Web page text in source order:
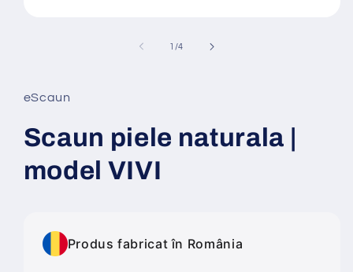
fereastră
modală
1 /din
4
eScaun
Scaun piele naturala |
model VIVI
Produs fabricat în România